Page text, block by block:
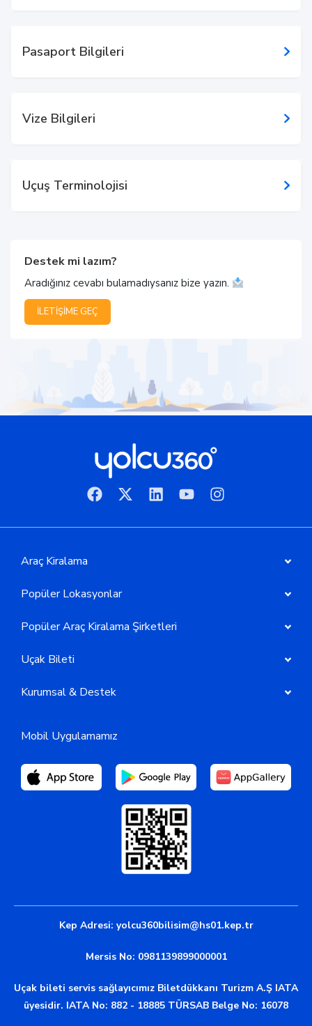
Pasaport Bilgileri
Vize Bilgileri
Uçuş Terminolojisi
Destek mi lazım?
Aradığınız cevabı bulamadıysanız bize yazın.
İLETIŞIME GEÇ
Araç Kiralama
Popüler Lokasyonlar
Popüler Araç Kiralama Şirketleri
Uçak Bileti
Kurumsal & Destek
Mobil Uygulamamız
Kep Adresi: yolcu360bilisim@hs01.kep.tr
Mersis No: 0981139899000001
Uçak bileti servis sağlayıcımız Biletdükkanı Turizm A.Ş IATA
üyesidir. IATA No: 882 - 18885 TÜRSAB Belge No: 16078